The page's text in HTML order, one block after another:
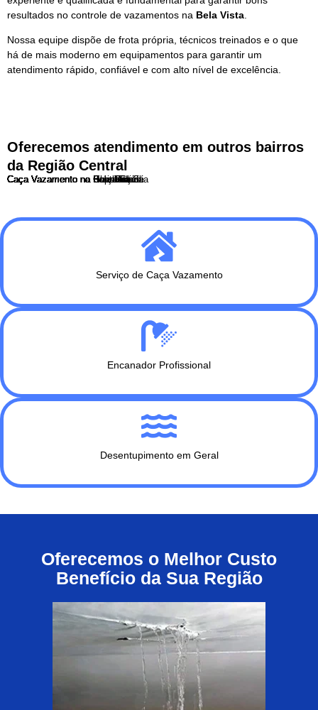
resultados no controle de vazamentos na Bela Vista
Nossa equipe dispõe de frota própria, técnicos treinados e o que
há de mais moderno em equipamentos para garantir um
atendimento rápido, confiável e com alto nível de excelência.
Oferecemos atendimento em outros bairros
da Região Central
Caça Vazamento na Barra Funda
Caça Vazamento na Bela Vista
Caça Vazamento no Bom Retiro
Caça Vazamento no Brás
Caça Vazamento no Cambuci
Caça Vazamento na Consolação
Caça Vazamento na Liberdade
Caça Vazamento no Pari
Caça Vazamento na Praça da Sé
Caça Vazamento na Republica
Caça Vazamento na Santa Cecília
Serviço de Caça Vazamento
Encanador Profissional
Desentupimento em Geral
Oferecemos o Melhor Custo
Benefício da Sua Região